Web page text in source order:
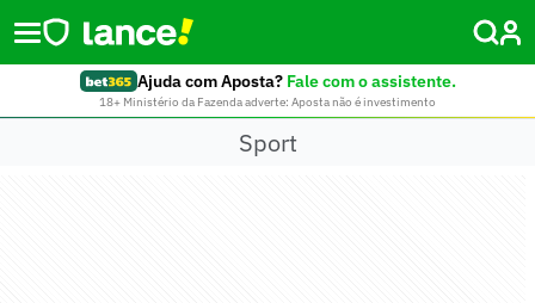
Ajuda com Aposta? Fale com o assistente.
18+ Ministério da Fazenda adverte: Aposta não é investimento
Sport